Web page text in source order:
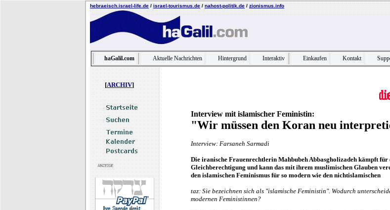
hebraeisch.israel-life.de/israel-tourismus.de/nahost-politik.de/zionismus.info
haGalil.com Aktuelle Nachrichten Hintergrund Interaktiv Einkaufen Kontakt
[ARCHIV]
Interview mit islamischer Feministin:
"Wir müssen den Koran neu
Interview: Farsaneh Sarmadi
Die iranische Frauenrechtlerin Mahbubeh Abbasgholizadeh kämpft für
Gleichberechtigung und kann das mit ihrem muslimischen Glauben
den islamischen Feminismus für so modern wie den nichtislamischen
taz: Sie bezeichnen sich als "islamische Feministin". Wodurch
modernen Feministinnen?